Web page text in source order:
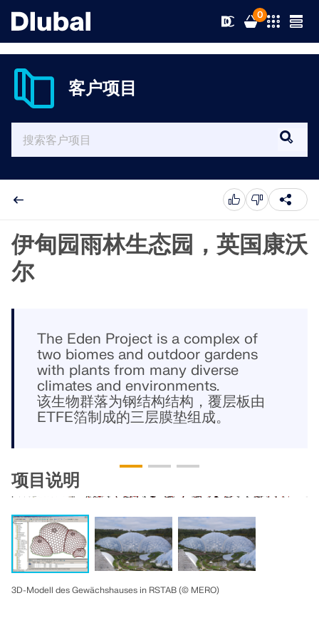
0
解决方案
行业
应用领域
规范
在线服务
光伏支架的结构设计
Dlubal Software 帮助您创建和验证任何太阳能安装系
统。在单一环境中高效地处理钢、铝和混凝土结构。
探索工具
产品
满足您所有项目需求的有限元分析软件
模块
附加分析
动力分析
特殊解决方案
连接
RSTAB 9
经典的杆件结构分析软件
更多信息
支持
支持
培训
服务
销售
AI 支持助理
需要帮助吗？访问免费的支持选项，包括全天候人工智
能协助、电子邮件支持和网络研讨会。
了解更多
新闻
最新消息
培训
活动
通过网课深入掌握工程技巧
查看下场网课
资源
完整版下载
德儒巴免费专区
示例
参考
免费下载模型
探索数以千计的现成结构模型。下载、调整并用作模
板，以加速设计流程。
教育
在线学习
学生与学校
信息娱乐
RFEM 6 初学者入门
借助 RFEM 6 开始您的第一步，发现您可以多快进行建
模和计算。通过附加组件进行自定义，以获得更多可能
性。
公司
关于我们
参考
我们的客户
合作共赢
了解世界各地的顶尖工程师如何信任我们的解决方案，
职业发展
职位
团队
为什么选择 Dlubal？
登录到您的帐户
客户项目
伊甸园雨林生态园，英国康沃
尔
The Eden Project is a complex of
two biomes and outdoor gardens
with plants from many diverse
climates and environments.
该生物群落为钢结构结构，覆层板由
ETFE箔制成的三层膜垫组成。
项目说明
3D-Modell des Gewächshauses in RSTAB (© MERO)